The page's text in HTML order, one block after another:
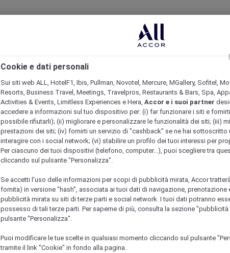
Cookie e dati personali
Sui siti web ALL, HotelF1, Ibis, Pullman, Novotel, Mercure, MGallery, Sofitel,
Resorts, Business Travel, Meetings, Travelpros, Restaurants & Bars, Spa,
Activities & Events, Limitless Experiences e Hera, Accor e i suoi partner
accedere a informazioni sul tuo dispositivo per: (i) far funzionare i siti e
possibile rifiutarli); (ii) migliorare e personalizzare le funzionalità dei siti; (iii)
prestazioni dei siti; (iv) fornirti un servizio di "cashback" se ne hai sottoscritto
interagire con i social network; (vi) stabilire un profilo dei tuoi interessi per
Per ciascuno dei tuoi dispositivi (telefono, computer...), puoi scegliere tra
cliccando sul pulsante "Personalizza".
Se accetti l'uso delle informazioni per scopi di pubblicità mirata, Accor
fornita) in versione "hash", associata ai tuoi dati di navigazione, prenotazione
pubblicità mirata su siti di terze parti e social network. I tuoi dati potranno
possesso di tali terze parti. Per saperne di più, consulta la sezione "pubblicità
pulsante "Personalizza".
Puoi modificare le tue scelte in qualsiasi momento cliccando sul pulsante
tramite il link "Cookie" in fondo alla pagina.